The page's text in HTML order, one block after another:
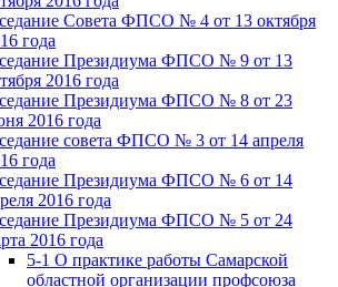
Совета ФПСО № 4 от 13 октября
года
Президиума ФПСО № 9 от 13
2016 года
Президиума ФПСО № 8 от 23
2016 года
совета ФПСО № 3 от 14 апреля
года
Президиума ФПСО № 6 от 14
2016 года
Президиума ФПСО № 5 от 24
2016 года
5-1 О практике работы Самарской
областной организации профсоюза